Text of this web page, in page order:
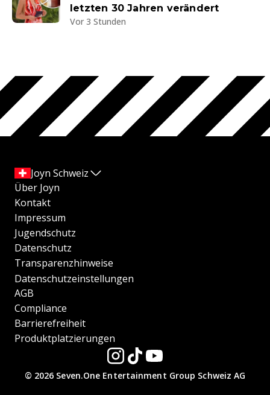
letzten 30 Jahren verändert
Vor 3 Stunden
Joyn Schweiz
Über Joyn
Kontakt
Impressum
Jugendschutz
Datenschutz
Transparenzhinweise
Datenschutzeinstellungen
AGB
Compliance
Barrierefreiheit
Produktplatzierungen
© 2026 Seven.One Entertainment Group Schweiz AG